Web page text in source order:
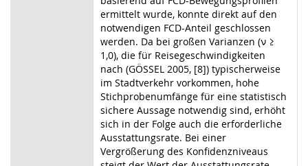
ermittelt wurde, konnte direkt auf den
notwendigen FCD-Anteil geschlossen
werden. Da bei großen Varianzen (ν ≥
1,0), die für Reisegeschwindigkeiten
nach (GÖSSEL 2005, [8]) typischerweise
im Stadtverkehr vorkommen, hohe
Stichprobenumfänge für eine statistisch
sichere Aussage notwendig sind, erhöht
sich in der Folge auch die erforderliche
Ausstattungsrate. Bei einer
Vergrößerung des Konfidenzniveaus